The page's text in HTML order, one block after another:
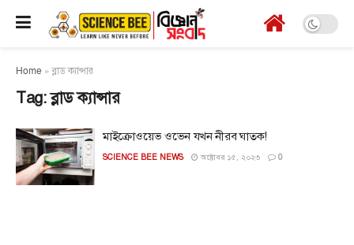
Home »ব্লাড ক্যান্সার
Tag:ব্লাড ক্যান্সার
মাইক্রোওয়েভ ওভেন যখন নীরব ঘাতক!
SCIENCE BEE NEWS অক্টোবর ১৫, ২০২৩ 0